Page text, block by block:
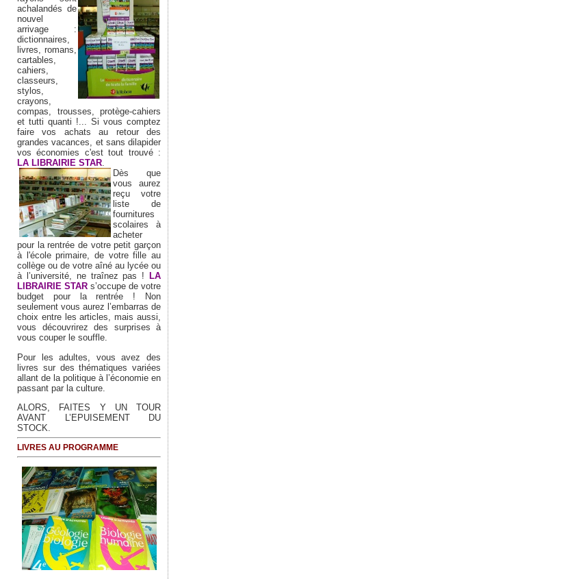
achalandés de
nouvel
arrivage :
dictionnaires,
livres, romans,
cartables,
cahiers,
classeurs,
stylos,
crayons,
compas, trousses, protège-cahiers
et tutti quanti !... Si vous comptez
faire vos achats au retour des
grandes vacances, et sans dilapider
vos économies c'est tout trouvé :
LA LIBRAIRIE STAR.
Dès que
vous aurez
reçu votre
liste de
fournitures
scolaires à
acheter
pour la rentrée de votre petit garçon
à l'école primaire, de votre fille au
collège ou de votre aîné au lycée ou
à l’université, ne traînez pas !
LA
LIBRAIRIE STAR s’occupe de votre
budget pour la rentrée ! Non
seulement vous aurez l’embarras de
choix entre les articles, mais aussi,
vous découvrirez des surprises à
vous couper le souffle.
Pour les adultes, vous avez des
livres sur des thématiques variées
allant de la politique à l’économie en
passant par la culture.
ALORS, FAITES Y UN TOUR
AVANT L’EPUISEMENT DU
STOCK.
LIVRES AU PROGRAMME